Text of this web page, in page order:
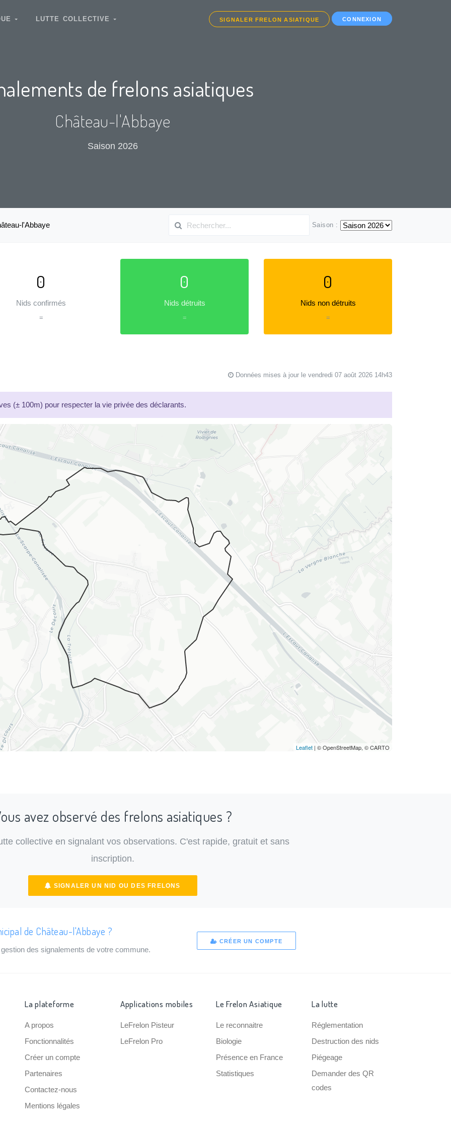
LUTTE COLLECTIVE SIGNALER FRELON ASIATIQUE CONNEXION
de frelons asiatiques
Château-l'Abbaye
Saison 2026
l'Abbaye Saison :
0
Nids confirmés
=
0
Nids détruits
=
0
Nids non détruits
=
Données mises à jour le vendredi 07 août 2026 14h43
(± 100m) pour respecter la vie privée des déclarants.
Leaflet | © OpenStreetMap, © CARTO
avez observé des frelons asiatiques ?
collective en signalant vos observations. C'est rapide, gratuit et sans
inscription.
SIGNALER UN NID OU DES FRELONS
de Château-l'Abbaye ?
des signalements de votre commune.
CRÉER UN COMPTE
La plateforme
A propos
Fonctionnalités
Créer un compte
Partenaires
Contactez-nous
Mentions légales
Applications mobiles
LeFrelon Pisteur
LeFrelon Pro
Le Frelon Asiatique
Le reconnaitre
Biologie
Présence en France
Statistiques
La lutte
Réglementation
Destruction des nids
Piégeage
Demander des QR
codes